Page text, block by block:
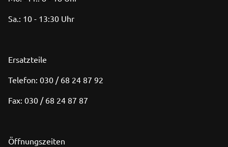
Sa.: 10 - 13:30 Uhr
Ersatzteile
Telefon: 030 / 68 24 87 92
Fax: 030 / 68 24 87 87
Öffnungszeiten